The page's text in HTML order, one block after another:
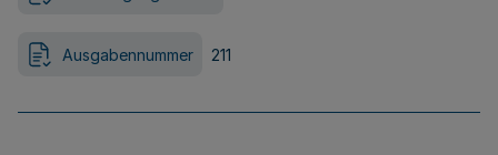
Ausgabennummer 211